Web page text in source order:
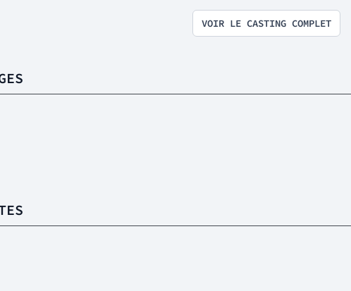
VOIR LE CASTING COMPLET